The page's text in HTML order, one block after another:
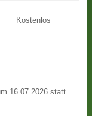
Kostenlos
16.07.2026 statt.